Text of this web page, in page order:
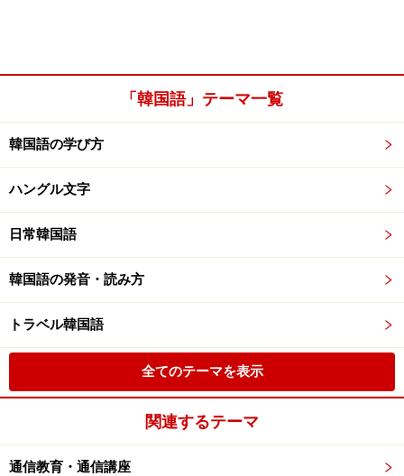
「韓国語」テーマ一覧
韓国語の学び方
ハングル文字
日常韓国語
韓国語の発音・読み方
トラベル韓国語
全てのテーマを表示
関連するテーマ
通信教育・通信講座